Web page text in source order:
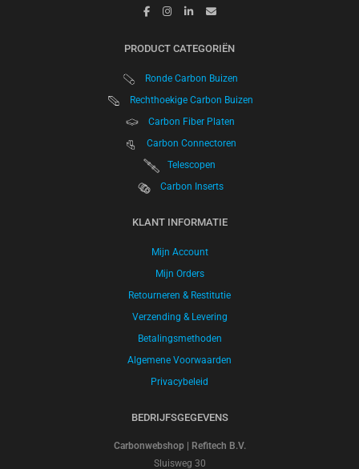
PRODUCT CATEGORIËN
Ronde Carbon Buizen
Rechthoekige Carbon Buizen
Carbon Fiber Platen
Carbon Connectoren
Telescopen
Carbon Inserts
KLANT INFORMATIE
Mijn Account
Mijn Orders
Retourneren & Restitutie
Verzending & Levering
Betalingsmethoden
Algemene Voorwaarden
Privacybeleid
BEDRIJFSGEGEVENS
Carbonwebshop | Refitech B.V.
Sluisweg 30